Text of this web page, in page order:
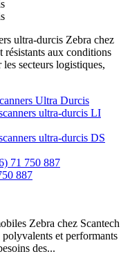
ultra-durcis Zebra chez
résistants aux conditions
secteurs logistiques,
Ultra Durcis
ultra-durcis LI
ultra-durcis DS
71 750 887
887
Zebra chez Scantech
polyvalents et performants
des...